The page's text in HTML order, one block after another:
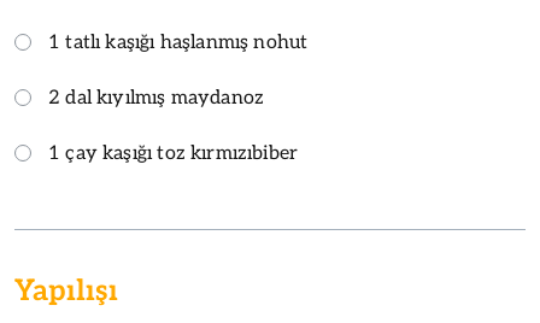
1 tatlı kaşığı haşlanmış nohut
2 dal kıyılmış maydanoz
1 çay kaşığı toz kırmızıbiber
Yapılışı